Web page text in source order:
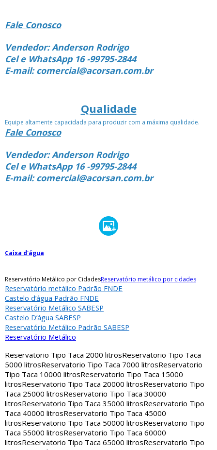
Fale Conosco
Vendedor: Anderson Rodrigo
Cel e WhatsApp 16 -99795-2844
E-mail: comercial@acorsan.com.br
Qualidade
Equipe altamente capacidada para produzir com a máxima qualidade.
Fale Conosco
Vendedor: Anderson Rodrigo
Cel e WhatsApp 16 -99795-2844
E-mail: comercial@acorsan.com.br
Caixa d'água
Reservatório Metálico por CidadesReservatório metálico por cidades
Reservatório metálico Padrão FNDE
Castelo d’água Padrão FNDE
Reservatório Metálico SABESP
Castelo D’água SABESP
Reservatório Metálico Padrão SABESP
Reservatório Metálico
Reservatorio Tipo Taca 2000 litrosReservatorio Tipo Taca
5000 litrosReservatorio Tipo Taca 7000 litrosReservatorio
Tipo Taca 10000 litrosReservatorio Tipo Taca 15000
litrosReservatorio Tipo Taca 20000 litrosReservatorio Tipo
Taca 25000 litrosReservatorio Tipo Taca 30000
litrosReservatorio Tipo Taca 35000 litrosReservatorio Tipo
Taca 40000 litrosReservatorio Tipo Taca 45000
litrosReservatorio Tipo Taca 50000 litrosReservatorio Tipo
Taca 55000 litrosReservatorio Tipo Taca 60000
litrosReservatorio Tipo Taca 65000 litrosReservatorio Tipo